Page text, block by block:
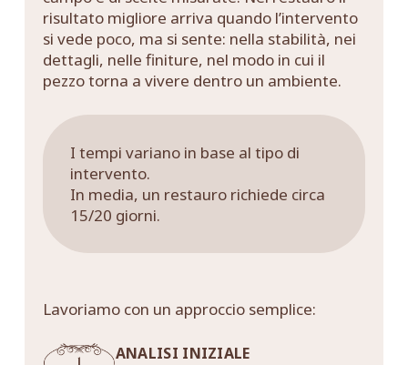
risultato migliore arriva quando l’intervento
si vede poco, ma si sente: nella stabilità, nei
dettagli, nelle finiture, nel modo in cui il
pezzo torna a vivere dentro un ambiente.
I tempi variano in base al tipo di
intervento.
In media, un restauro richiede circa
15/20 giorni.
Lavoriamo con un approccio semplice:
ANALISI INIZIALE